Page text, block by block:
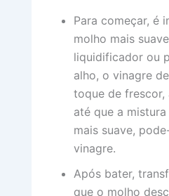
Para começar, é
molho mais
liquidificador ou
alho, o vinagre
toque de frescor,
até que a
mais suave,
vinagre.
Após bater,
que o molho